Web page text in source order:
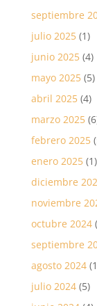
septiembre
julio 2025(1)
junio 2025(4)
mayo 2025(5)
abril 2025(4)
marzo 2025
febrero 2025
enero 2025(1)
diciembre
noviembre
octubre 2024
septiembre
agosto 2024
julio 2024(5)